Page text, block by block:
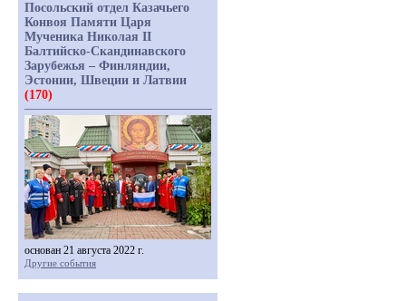
Посольский отдел Казачьего
Конвоя Памяти Царя
Мученика Николая II
Балтийско-Скандинавского
Зарубежья – Финляндии,
Эстонии, Швеции и Латвии
(170)
основан 21 августа 2022 г.
Другие события